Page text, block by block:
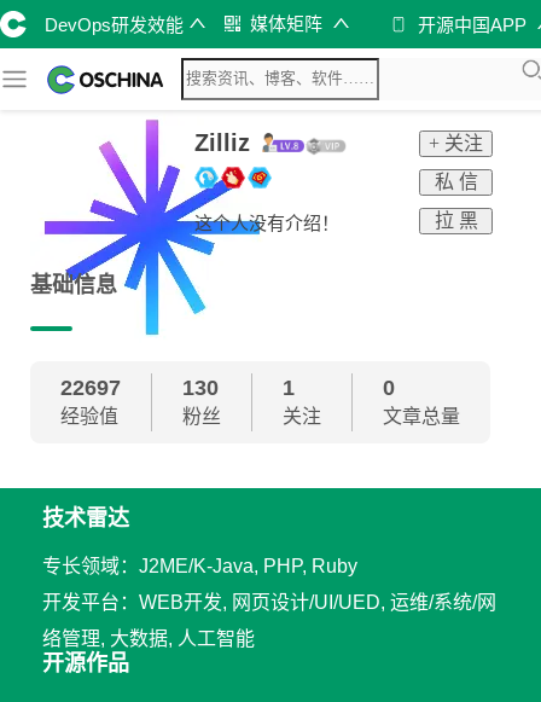
DevOps研发效能 媒体矩阵 开源中国APP
Zilliz
这个人没有介绍！
+ 关注
私 信
拉 黑
基础信息
22697
经验值
130
粉丝
1
关注
0
文章总量
技术雷达
专长领域：J2ME/K-Java, PHP, Ruby
开发平台：WEB开发, 网页设计/UI/UED, 运维/系统/网
络管理, 大数据, 人工智能
开源作品